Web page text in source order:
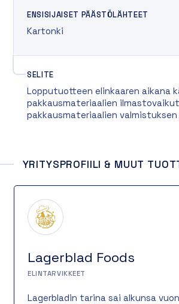
ENSISIJAISET PÄÄSTÖLÄHTEET
Kartonki
SELITE
Lopputuotteen elinkaaren aikana
pakkausmateriaalien
pakkausmateriaalien
YRITYSPROFIILI & MUUT
Lagerblad Foods
ELINTARVIKKEET
Lagerbladin tarina sai alkunsa